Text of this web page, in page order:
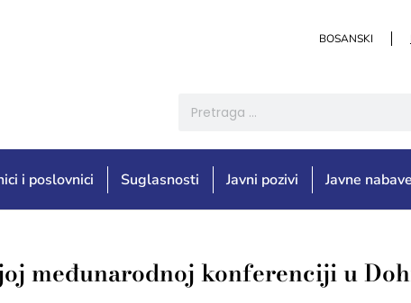
BOSANSKI
i poslovnici Suglasnosti Javni pozivi Javne nabave
međunarodnoj konferenciji u